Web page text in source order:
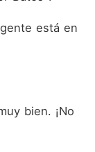
está en
bien. ¡No